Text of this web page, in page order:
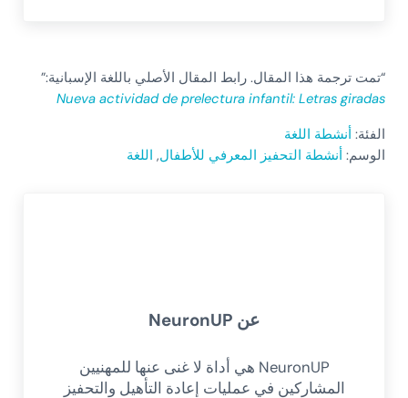
“تمت ترجمة هذا المقال. رابط المقال الأصلي باللغة الإسبانية:”
Nueva actividad de prelectura infantil: Letras giradas
الفئة: أنشطة اللغة
الوسم: أنشطة التحفيز المعرفي للأطفال, اللغة
عن NeuronUP
NeuronUP هي أداة لا غنى عنها للمهنيين
المشاركين في عمليات إعادة التأهيل والتحفيز